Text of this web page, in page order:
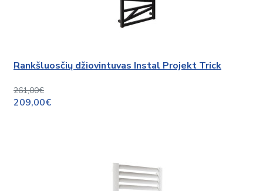
Rankšluosčių džiovintuvas Instal Projekt Trick
261,00€
209,00€